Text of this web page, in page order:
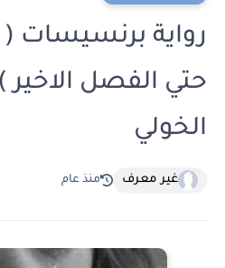
رواية برنسيسات
حتي الفصل
الخولي
غير معرف منذ عام